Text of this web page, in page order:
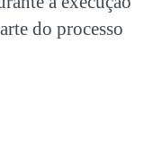
do processo